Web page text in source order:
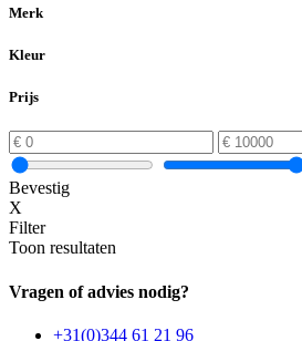
Merk
Kleur
Prijs
Bevestig
X
Filter
Toon resultaten
Vragen of advies nodig?
+31(0)344 61 21 96